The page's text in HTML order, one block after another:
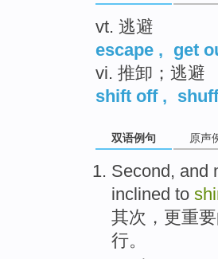
vt. 逃避
escape , get
vi. 推卸；逃避
shift off,
双语例句 原声
Second , and
inclined to
其次 ， 更重要
行。